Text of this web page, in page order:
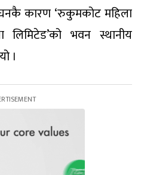
कारण ‘रुकुमकोट महिला
भवन स्थानीय
।